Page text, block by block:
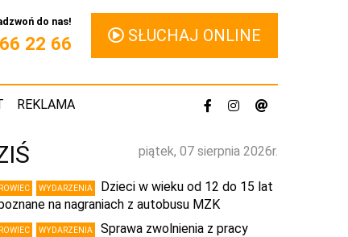
do nas!
22 66 SŁUCHAJ ONLINE
REKLAMA
piątek, 07 sierpnia 2026r.
WYDARZENIA
Dzieci w wieku od 12 do 15 lat
na nagraniach z autobusu MZK
WYDARZENIA
Sprawa zwolnienia z pracy